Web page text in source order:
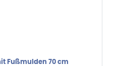
Fußmulden 70 cm